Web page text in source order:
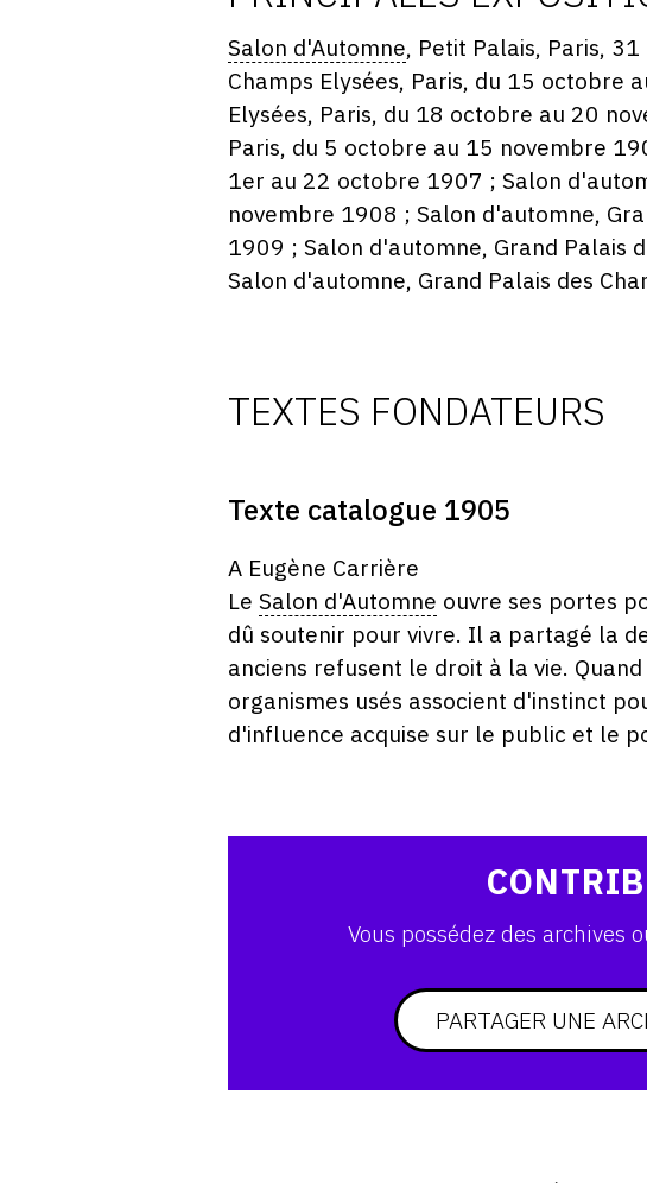
Salon d'Automne, Petit Palais, Paris,
Champs Elysées, Paris, du 15 octobre
Elysées, Paris, du 18 octobre au 20
Paris, du 5 octobre au 15 novembre
1er au 22 octobre 1907 ; Salon
novembre 1908 ; Salon d'automne,
1909 ; Salon d'automne, Grand Palais
Salon d'automne, Grand Palais des
TEXTES FONDATEURS
Texte catalogue 1905
A Eugène Carrière
Le Salon d'Automne ouvre ses portes
dû soutenir pour vivre. Il a partagé la
anciens refusent le droit à la vie.
organismes usés associent d'instinct
d'influence acquise sur le public et le
Vous possédez des archives
PARTAGER UNE